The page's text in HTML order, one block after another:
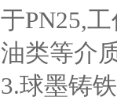
于PN25,
油类等介
3.球墨铸